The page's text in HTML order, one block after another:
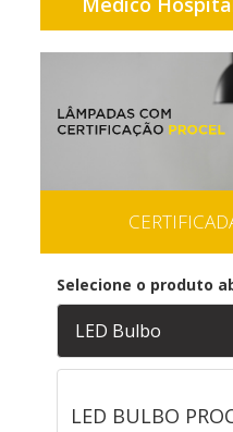
Selecione o produto
LED BULBO